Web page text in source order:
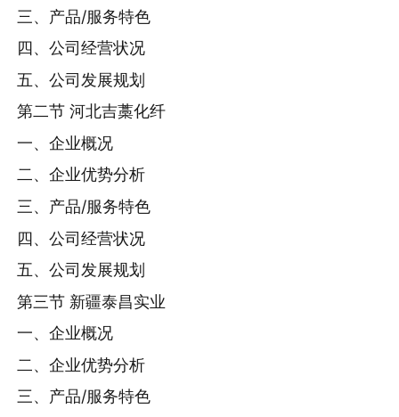
三、产品/服务特色
四、公司经营状况
五、公司发展规划
第二节 河北吉藁化纤
一、企业概况
二、企业优势分析
三、产品/服务特色
四、公司经营状况
五、公司发展规划
第三节 新疆泰昌实业
一、企业概况
二、企业优势分析
三、产品/服务特色